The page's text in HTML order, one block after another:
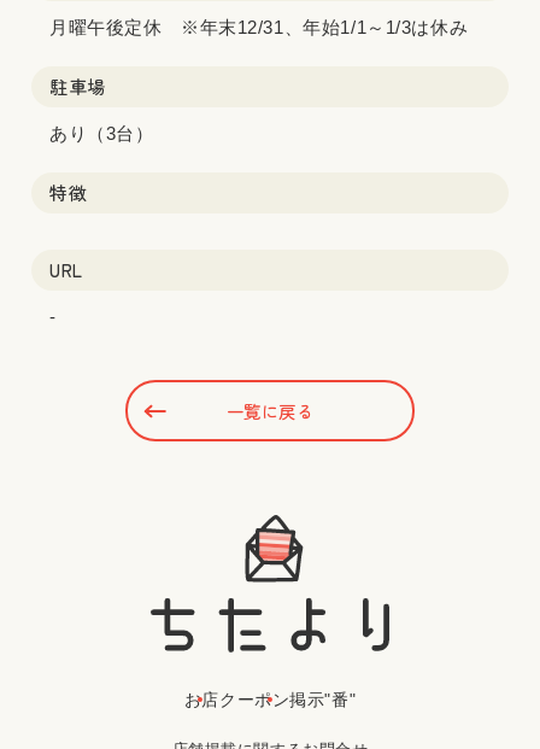
月曜午後定休 ※年末12/31、年始1/1～1/3は休み
駐車場
あり（3台）
特徴
URL
-
一覧に戻る
お店クーポン掲示"番"